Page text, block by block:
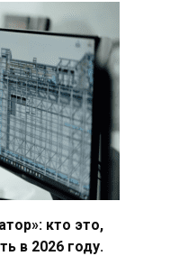
кто это,
в 2026 году.